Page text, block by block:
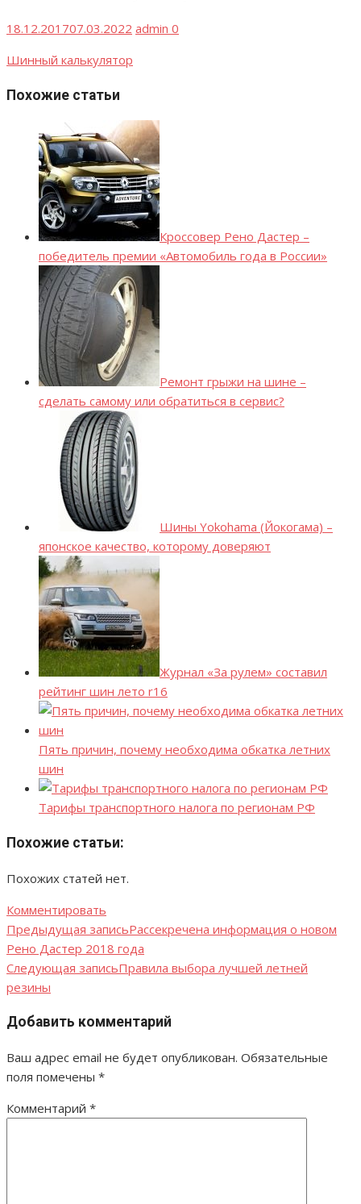
Опубликовано
18.12.201707.03.2022 Автор
admin 0
Шинный калькулятор
Похожие статьи
Кроссовер Рено Дастер –
победитель премии «Автомобиль года в России»
Ремонт грыжи на шине –
сделать самому или обратиться в сервис?
Шины Yokohama (Йокогама) –
японское качество, которому доверяют
Журнал «За рулем» составил
рейтинг шин лето r16
Пять причин, почему необходима обкатка летних
шин
Тарифы транспортного налога по регионам РФ
Похожие статьи:
Похожих статей нет.
Комментировать
Навигация
по
записям
Предыдущая записьРассекречена информация о новом
Рено Дастер 2018 года
Следующая записьПравила выбора лучшей летней
резины
Добавить комментарий
Ваш адрес email не будет опубликован. Обязательные
поля помечены *
Комментарий *